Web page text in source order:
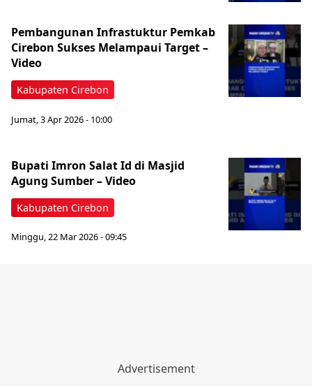
Kabupaten Cirebon
Pembangunan Infrastuktur Pemkab
Cirebon Sukses Melampaui Target –
Video
Jumat, 3 Apr 2026 - 10:00
Kabupaten Cirebon
‎Bupati Imron Salat Id di Masjid
Agung Sumber – Video
Minggu, 22 Mar 2026 - 09:45